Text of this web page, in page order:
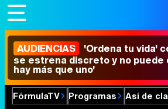
AUDIENCIAS 'Ordena tu vida'
se estrena discreto y no puede
hay más que uno'
FórmulaTV Programas Así de